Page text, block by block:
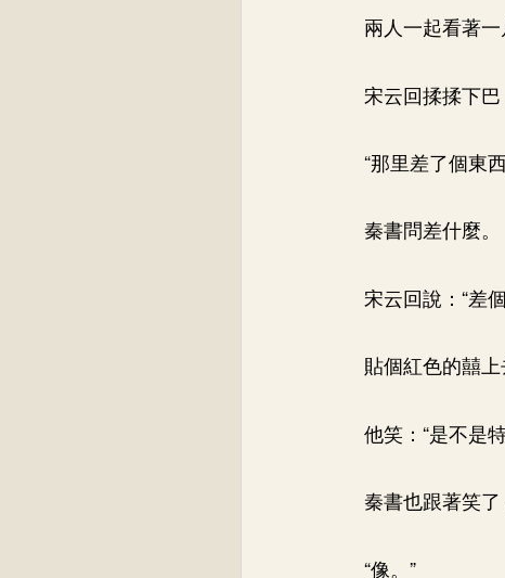
兩人一起看著一
宋云回揉揉下
“那里差了個東
秦書問差什麼。
宋云回說：“差
貼個紅色的囍上
他笑：“是不是
秦書也跟著笑
“像。”